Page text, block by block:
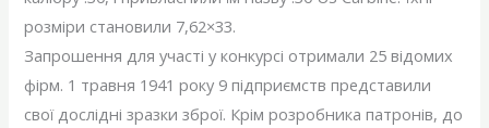
розміри становили 7,62×33.
Запрошення для участі у конкурсі отримали 25 відомих
фірм. 1 травня 1941 року 9 підприємств представили
свої дослідні зразки зброї. Крім розробника патронів, до